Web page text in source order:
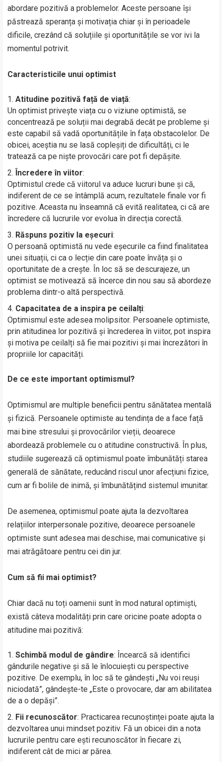
abordare pozitivă a problemelor. Aceste persoane își
păstrează speranța și motivația chiar și în perioadele
dificile, crezând că soluțiile și oportunitățile se vor ivi la
momentul potrivit.
Caracteristicile unui optimist
Atitudine pozitivă față de viață:
Un optimist privește viața cu o viziune optimistă, se
concentrează pe soluții mai degrabă decât pe probleme și
este capabil să vadă oportunitățile în fața obstacolelor. De
obicei, aceștia nu se lasă copleșiți de dificultăți, ci le
tratează ca pe niște provocări care pot fi depășite.
Încredere în viitor:
Optimistul crede că viitorul va aduce lucruri bune și că,
indiferent de ce se întâmplă acum, rezultatele finale vor fi
pozitive. Aceasta nu înseamnă că evită realitatea, ci că are
încredere că lucrurile vor evolua în direcția corectă.
Răspuns pozitiv la eșecuri:
O persoană optimistă nu vede eșecurile ca fiind finalitatea
unei situații, ci ca o lecție din care poate învăța și o
oportunitate de a crește. În loc să se descurajeze, un
optimist se motivează să încerce din nou sau să abordeze
problema dintr-o altă perspectivă.
Capacitatea de a inspira pe ceilalți:
Optimismul este adesea molipsitor. Persoanele optimiste,
prin atitudinea lor pozitivă și încrederea în viitor, pot inspira
și motiva pe ceilalți să fie mai pozitivi și mai încrezători în
propriile lor capacități.
De ce este important optimismul?
Optimismul are multiple beneficii pentru sănătatea mentală
și fizică. Persoanele optimiste au tendința de a face față
mai bine stresului și provocărilor vieții, deoarece
abordează problemele cu o atitudine constructivă. În plus,
studiile sugerează că optimismul poate îmbunătăți starea
generală de sănătate, reducând riscul unor afecțiuni fizice,
cum ar fi bolile de inimă, și îmbunătățind sistemul imunitar.
De asemenea, optimismul poate ajuta la dezvoltarea
relațiilor interpersonale pozitive, deoarece persoanele
optimiste sunt adesea mai deschise, mai comunicative și
mai atrăgătoare pentru cei din jur.
Cum să fii mai optimist?
Chiar dacă nu toți oamenii sunt în mod natural optimiști,
există câteva modalități prin care oricine poate adopta o
atitudine mai pozitivă:
Schimbă modul de gândire: Încearcă să identifici
gândurile negative și să le înlocuiești cu perspective
pozitive. De exemplu, în loc să te gândești „Nu voi reuși
niciodată”, gândește-te „Este o provocare, dar am abilitatea
de a o depăși”.
Fii recunoscător: Practicarea recunoștinței poate ajuta la
dezvoltarea unui mindset pozitiv. Fă un obicei din a nota
lucrurile pentru care ești recunoscător în fiecare zi,
indiferent cât de mici ar părea.